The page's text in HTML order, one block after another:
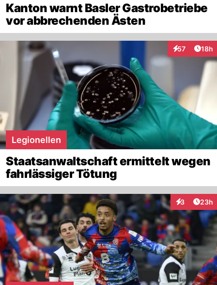
Kanton warnt Basler Gastrobetriebe
vor abbrechenden Ästen
57
Interaktionen
18h
Legionellen
Staatsanwaltschaft ermittelt wegen
fahrlässiger Tötung
3
Interaktionen
23h